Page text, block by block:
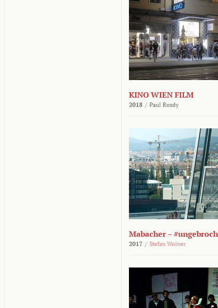
KINO WIEN FILM
2018 / Paul Rosdy
Mabacher –
2017 / Stefan Wolner